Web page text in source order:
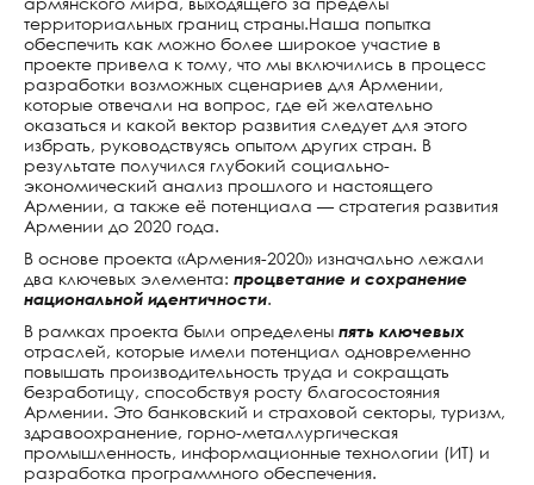
2021–2041»
КЛАСТЕРЫ
— В
РАЗВИТИЯ
территориальных границ страны.Наша попытка
обеспечить как можно более широкое участие в
проекте привела к тому, что мы включились в процесс
разработки возможных сценариев для Армении,
которые отвечали на вопрос, где ей желательно
оказаться и какой вектор развития следует для этого
избрать, руководствуясь опытом других стран. В
результате получился глубокий социально-
экономический анализ прошлого и настоящего
Армении, а также её потенциала — стратегия развития
Армении до 2020 года.
В основе проекта «Армения-2020» изначально лежали
два ключевых элемента: процветание и сохранение
национальной идентичности.
В рамках проекта были определены пять ключевых
отраслей, которые имели потенциал одновременно
повышать производительность труда и сокращать
безработицу, способствуя росту благосостояния
Армении. Это банковский и страховой секторы, туризм,
здравоохранение, горно-металлургическая
промышленность, информационные технологии (ИТ) и
разработка программного обеспечения.